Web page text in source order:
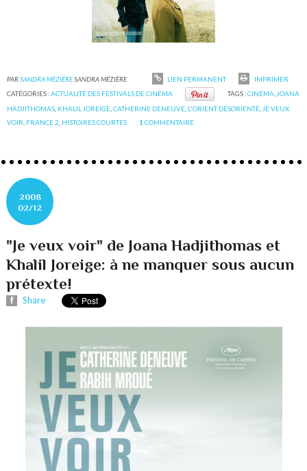
PARSANDRA MÉZIÈRESANDRA MÉZIÈRE LIEN PERMANENT
IMPRIMER
CATÉGORIES :ACTUALITÉ DES FESTIVALS DE CINÉMA TAGS :CINÉMA JOANA
HADJITHOMAS, KHALIL JOREIGE,CATHERINE DENEUVE, L'ORIENT DÉSORIENTÉ,JE VEUX
VOIR, FRANCE 2, HISTOIRES COURTES 1COMMENTAIRE
2008
02/12
"Je veux voir" de Joana Hadjithomas et
Khalil Joreige: à ne manquer sous aucun
prétexte!
Share